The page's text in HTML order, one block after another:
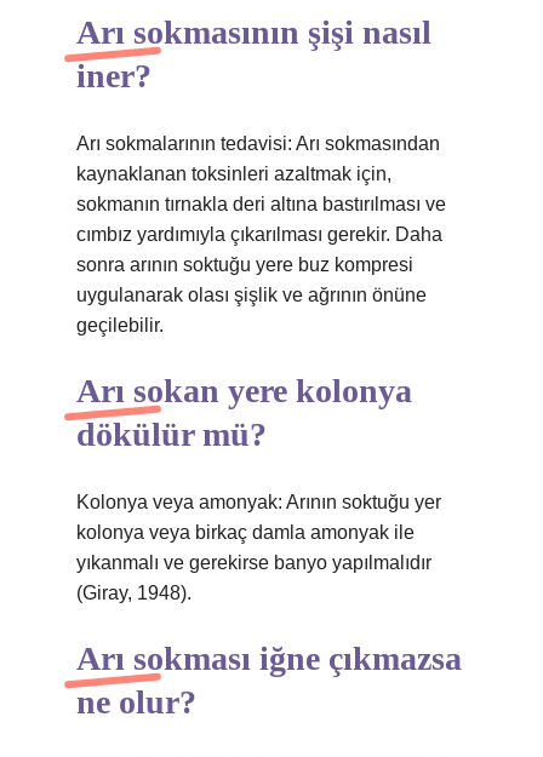
Arı sokmasının şişi nasıl
iner?
Arı sokmalarının tedavisi: Arı sokmasından
kaynaklanan toksinleri azaltmak için,
sokmanın tırnakla deri altına bastırılması ve
cımbız yardımıyla çıkarılması gerekir. Daha
sonra arının soktuğu yere buz kompresi
uygulanarak olası şişlik ve ağrının önüne
geçilebilir.
Arı sokan yere kolonya
dökülür mü?
Kolonya veya amonyak: Arının soktuğu yer
kolonya veya birkaç damla amonyak ile
yıkanmalı ve gerekirse banyo yapılmalıdır
(Giray, 1948).
Arı sokması iğne çıkmazsa
ne olur?